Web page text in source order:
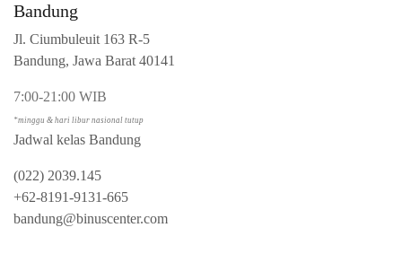
Bandung
Jl. Ciumbuleuit 163 R-5
Bandung, Jawa Barat 40141
7:00-21:00 WIB
*minggu & hari libur nasional tutup
Jadwal kelas Bandung
(022) 2039.145
+62-8191-9131-665
bandung@binuscenter.com